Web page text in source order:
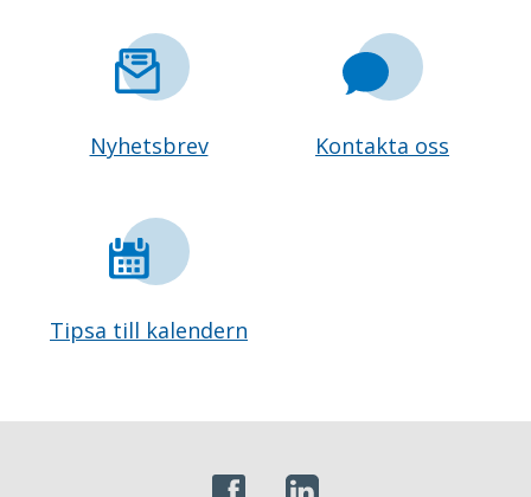
Nyhetsbrev Kontakta oss
Tipsa till kalendern